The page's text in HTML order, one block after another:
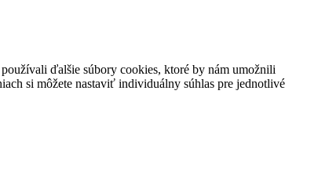
ďalšie súbory cookies, ktoré by nám umožnili
si môžete nastaviť individuálny súhlas pre jednotlivé